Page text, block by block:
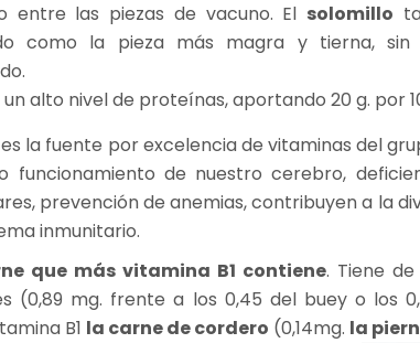
las piezas de vacuno. El solomillo
como la pieza más magra y tierna, sin
alto nivel de proteínas, aportando 20 g. por
la fuente por excelencia de vitaminas del
de nuestro cerebro,
prevención de anemias, contribuyen a la
inmunitario.
que más vitamina B1 contiene. Tiene
(0,89 mg. frente a los 0,45 del buey o los
B1 la carne de cordero (0,14mg. la